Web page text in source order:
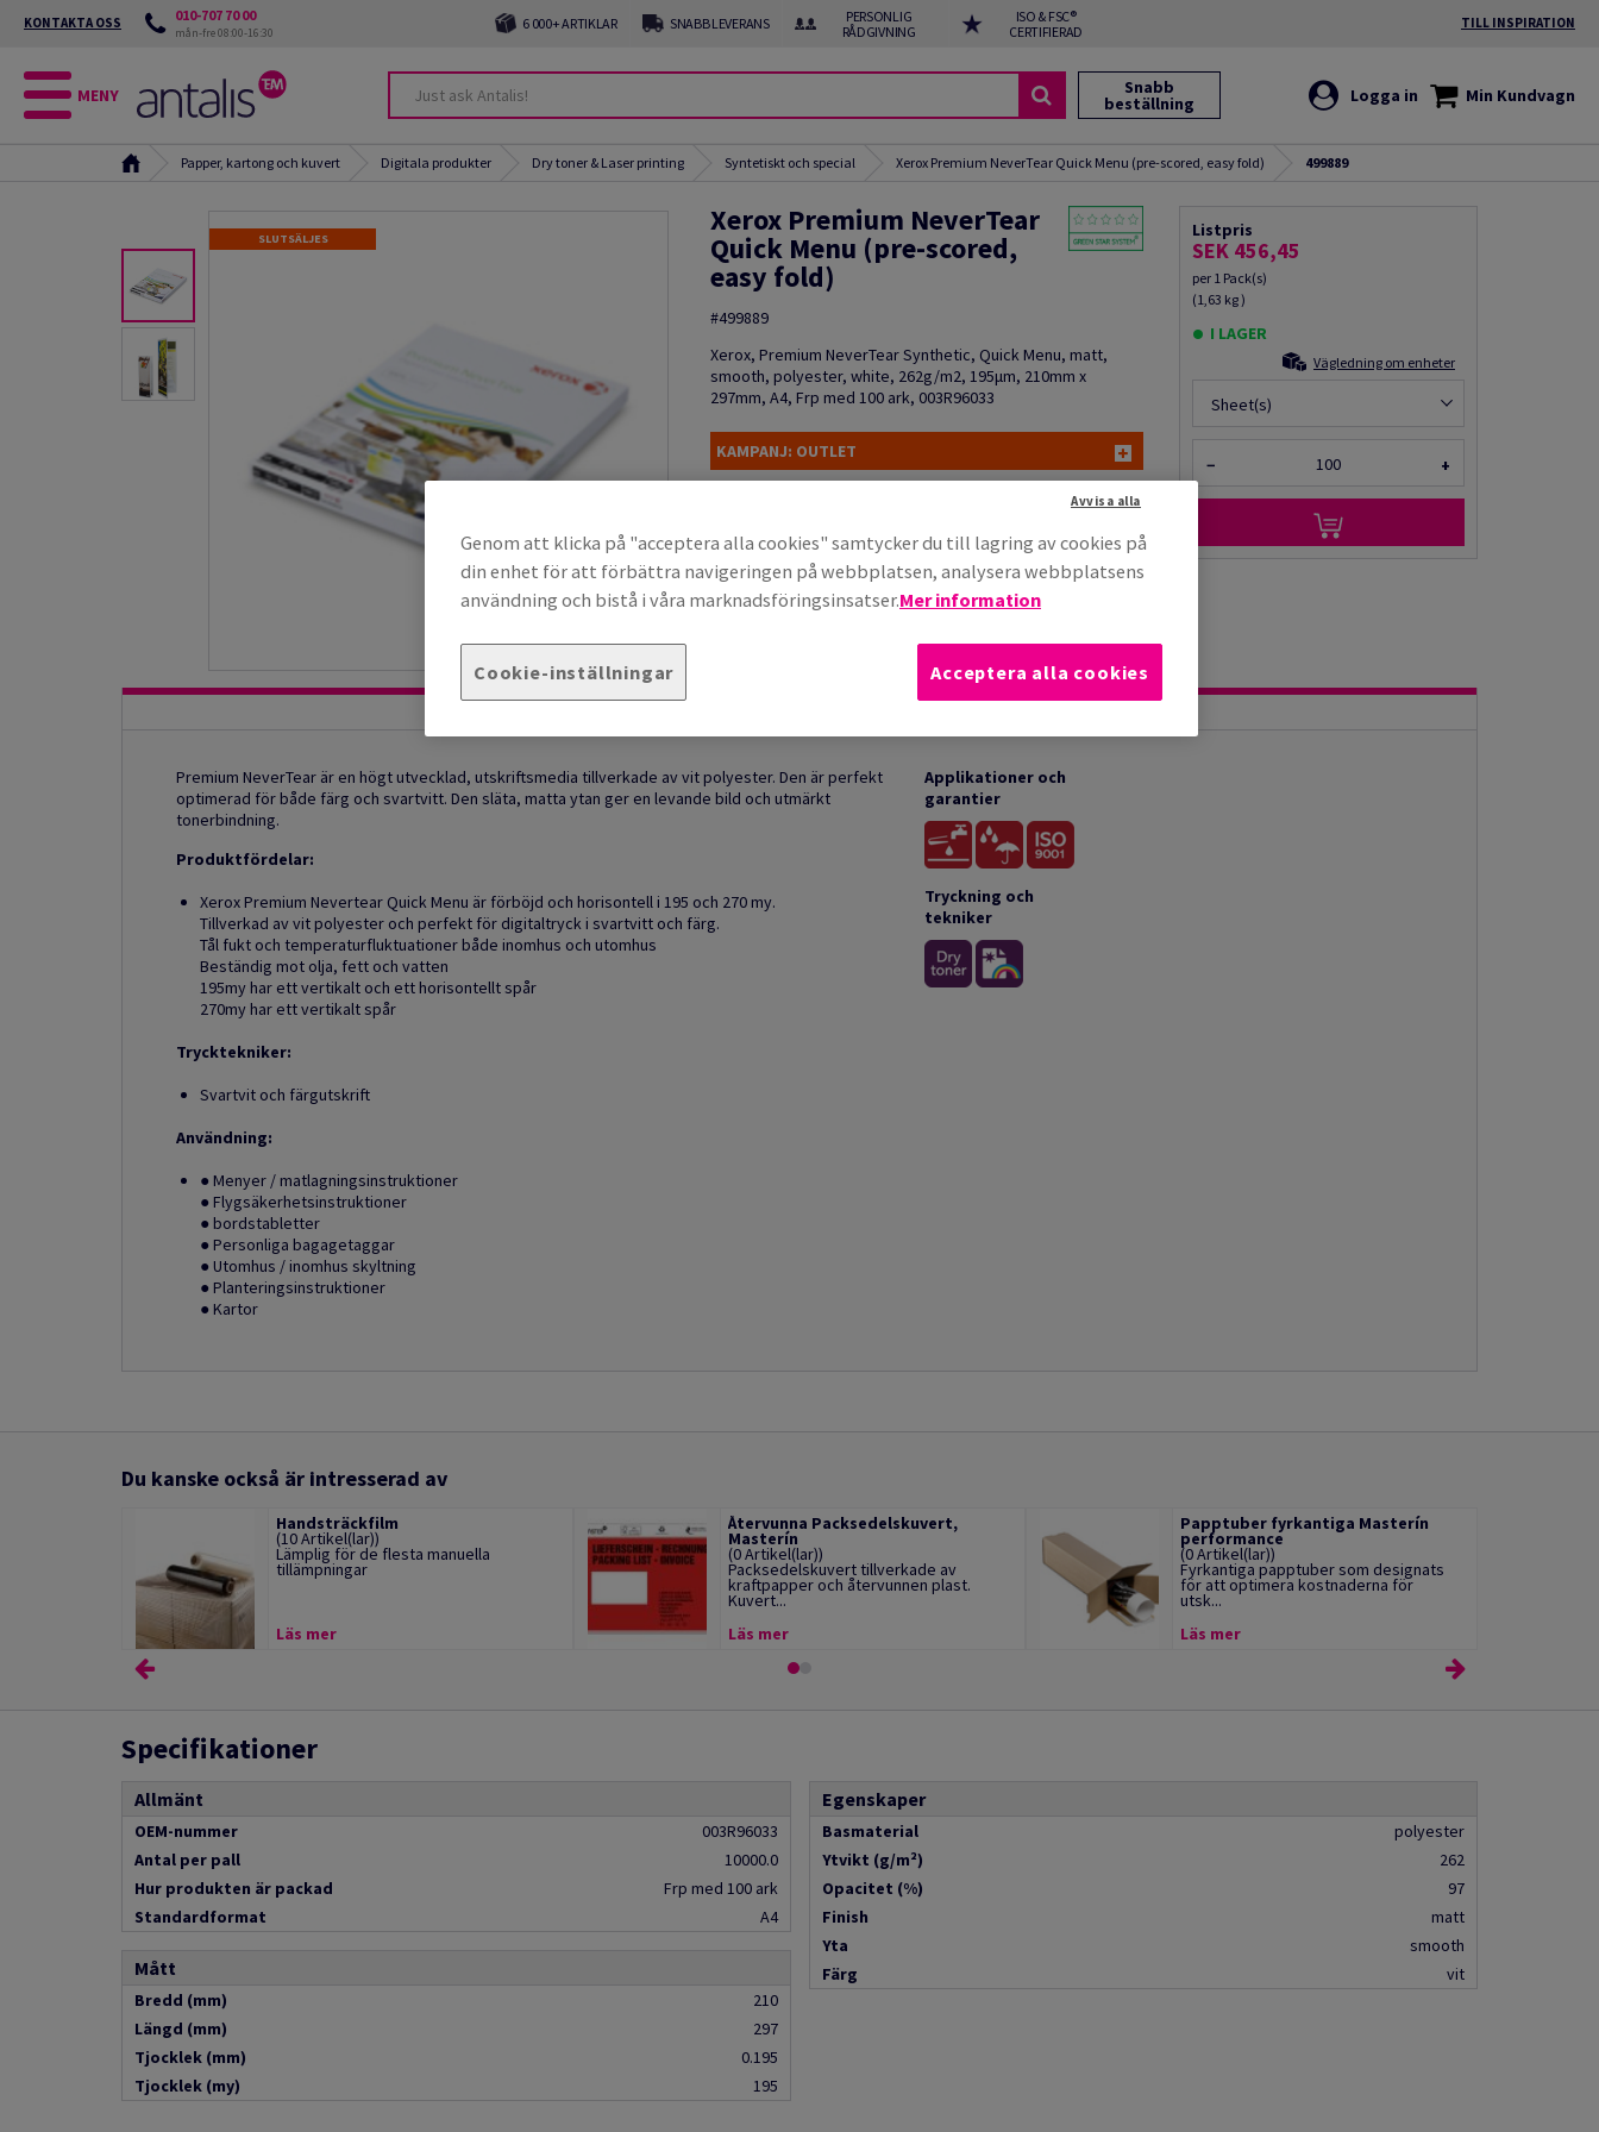
KONTAKTA OSS 010-707 70 00
mån-fre 08:00-16:30 6 000+ ARTIKLAR SNABB LEVERANS
PERSONLIG
RÅDGIVNING
ISO & FSC®
CERTIFIERAD
TILL INSPIRATION
MENY Snabb
beställning Logga in Min Kundvagn
Papper, kartong och kuvert Digitala produkter Dry toner & Laser printing Syntetiskt och special Xerox Premium NeverTear Quick Menu (pre-scored, easy fold) 499889
SLUTSÄLJES
Xerox Premium NeverTear
Quick Menu (pre-scored,
easy fold)
#499889
Xerox, Premium NeverTear Synthetic, Quick Menu, matt,
smooth, polyester, white, 262g/m2, 195µm, 210mm x
297mm, A4, Frp med 100 ark, 003R96033
KAMPANJ: OUTLET
Tipsa en kollega via e-mail
Listpris
SEK 456,45
per 1 Pack(s)
(1,63 kg )
I LAGER
Vägledning om enheter
Sheet(s)
− +
Premium NeverTear är en högt utvecklad, utskriftsmedia tillverkade av vit polyester. Den är perfekt
optimerad för både färg och svartvitt. Den släta, matta ytan ger en levande bild och utmärkt
tonerbindning.
Produktfördelar:
Xerox Premium Nevertear Quick Menu är förböjd och horisontell i 195 och 270 my.
Tillverkad av vit polyester och perfekt för digitaltryck i svartvitt och färg.
Tål fukt och temperaturfluktuationer både inomhus och utomhus
Beständig mot olja, fett och vatten
195my har ett vertikalt och ett horisontellt spår
270my har ett vertikalt spår
Trycktekniker:
Svartvit och färgutskrift
Användning:
● Menyer / matlagningsinstruktioner
● Flygsäkerhetsinstruktioner
● bordstabletter
● Personliga bagagetaggar
● Utomhus / inomhus skyltning
● Planteringsinstruktioner
● Kartor
Applikationer och
garantier
Tryckning och
tekniker
Du kanske också är intresserad av
Handsträckfilm
(10 Artikel(lar))
Lämplig för de flesta manuella
tillämpningar
Läs mer
Återvunna Packsedelskuvert,
Masterín
(0 Artikel(lar))
Packsedelskuvert tillverkade av
kraftpapper och återvunnen plast.
Kuvert...
Läs mer
Papptuber fyrkantiga Masterín
performance
(0 Artikel(lar))
Fyrkantiga papptuber som designats
för att optimera kostnaderna för
utsk...
Läs mer
Specifikationer
Allmänt
OEM-nummer
003R96033
Antal per pall
10000.0
Hur produkten är packad
Frp med 100 ark
Standardformat
A4
Mått
Bredd (mm)
210
Längd (mm)
297
Tjocklek (mm)
0.195
Tjocklek (my)
195
Egenskaper
Basmaterial
polyester
Ytvikt (g/m²)
262
Opacitet (%)
97
Finish
matt
Yta
smooth
Färg
vit
Genom att klicka på "acceptera alla cookies" samtycker du till lagring av cookies på
din enhet för att förbättra navigeringen på webbplatsen, analysera webbplatsens
användning och bistå i våra marknadsföringsinsatser.Mer information
Cookie-inställningar
Avvisa alla
Acceptera alla cookies